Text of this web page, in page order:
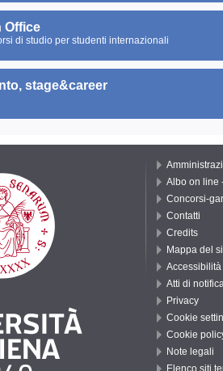
Office
di studio per studenti internazionali
stage&career
Albo on line
Concorsi-
Contatti
Credits
Mappa del
Accessibilità
Atti di
Privacy
Cookie
Cookie
Note legali
Elenco siti